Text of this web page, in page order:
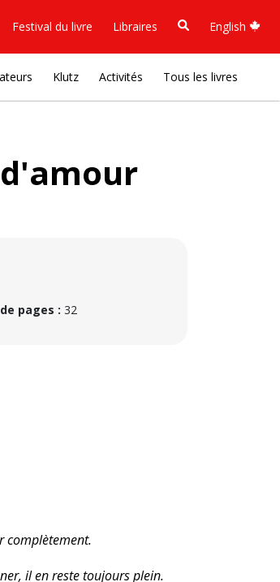
Festival du livre Libraires English
Klutz Activités Tous les livres
pages : 32
complètement.
il en reste toujours plein.